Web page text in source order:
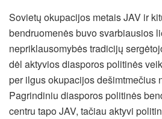
Sovietų okupacijos metais JAV ir
bendruomenės buvo svarbiausios
nepriklausomybės tradicijų
dėl aktyvios diasporos politinės
per ilgus okupacijos dešimtmečius
Pagrindiniu diasporos politinės
centru tapo JAV, tačiau aktyvi